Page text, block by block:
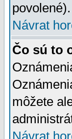
povolené).
Návrat
Čo sú to
môžete
Návrat